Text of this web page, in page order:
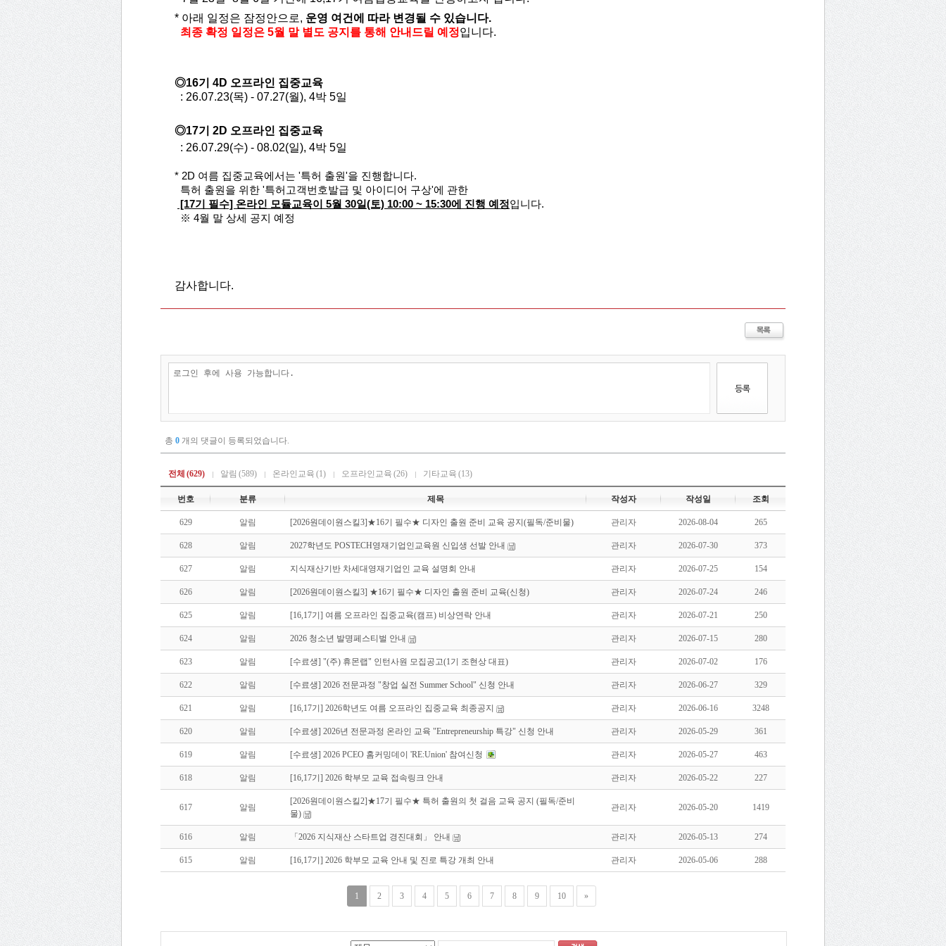
* 아래 일정은 잠정안으로, 운영 여건에 따라 변경될 수 있습니다.
최종 확정 일정은 5월 말 별도 공지를 통해 안내드릴 예정입니다.
◎16기 4D 오프라인 집중교육
: 26.07.23(목) - 07.27(월), 4박 5일
◎17기 2D 오프라인 집중교육
: 26.07.29(수) - 08.02(일), 4박 5일
* 2D 여름 집중교육에서는 '특허 출원'을 진행합니다.
특허 출원을 위한 '특허고객번호발급 및 아이디어 구상'에 관한
[17기 필수] 온라인 모듈교육이 5월 30일(토) 10:00 ~ 15:30에 진행 예정입니다.
※ 4월 말 상세 공지 예정
감사합니다.
총 0 개의 댓글이 등록되었습니다.
전체 (629) 알림 (589) 온라인교육 (1) 오프라인교육 (26) 기타교육 (13)
번호 분류 제목 작성자 작성일 조회
629 알림 [2026원데이원스킬3]★16기 필수★ 디자인 출원 준비 교육 공지(필독/준비물) 관리자 2026-08-04 265
628 알림 2027학년도 POSTECH영재기업인교육원 신입생 선발 안내 관리자 2026-07-30 373
627 알림 지식재산기반 차세대영재기업인 교육 설명회 안내 관리자 2026-07-25 154
626 알림 [2026원데이원스킬3] ★16기 필수★ 디자인 출원 준비 교육(신청) 관리자 2026-07-24 246
625 알림 [16,17기] 여름 오프라인 집중교육(캠프) 비상연락 안내 관리자 2026-07-21 250
624 알림 2026 청소년 발명페스티벌 안내 관리자 2026-07-15 280
623 알림 [수료생] "(주) 휴몬랩" 인턴사원 모집공고(1기 조현상 대표) 관리자 2026-07-02 176
622 알림 [수료생] 2026 전문과정 "창업 실전 Summer School" 신청 안내 관리자 2026-06-27 329
621 알림 [16,17기] 2026학년도 여름 오프라인 집중교육 최종공지 관리자 2026-06-16 3248
620 알림 [수료생] 2026년 전문과정 온라인 교육 "Entrepreneurship 특강" 신청 안내 관리자 2026-05-29 361
619 알림 [수료생] 2026 PCEO 홈커밍데이 'RE:Union' 참여신청 관리자 2026-05-27 463
618 알림 [16,17기] 2026 학부모 교육 접속링크 안내 관리자 2026-05-22 227
617 알림
[2026원데이원스킬2]★17기 필수★ 특허 출원의 첫 걸음 교육 공지 (필독/준비
물)
관리자 2026-05-20 1419
616 알림 「2026 지식재산 스타트업 경진대회」 안내 관리자 2026-05-13 274
615 알림 [16,17기] 2026 학부모 교육 안내 및 진로 특강 개최 안내 관리자 2026-05-06 288
1 2 3 4 5 6 7 8 9 10 »